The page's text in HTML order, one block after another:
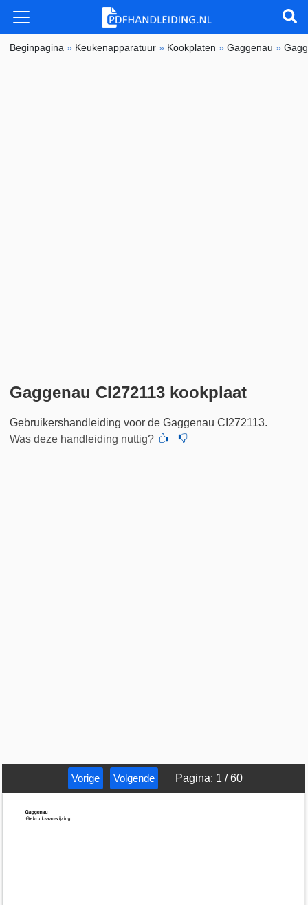
Beginpagina » Keukenapparatuur » Kookplaten »Gaggenau »
Gaggenau CI272113 kookplaat
Gebruikershandleiding voor de Gaggenau CI272113.
Was deze handleiding nuttig?
Vorige Volgende Pagina: 1 /60